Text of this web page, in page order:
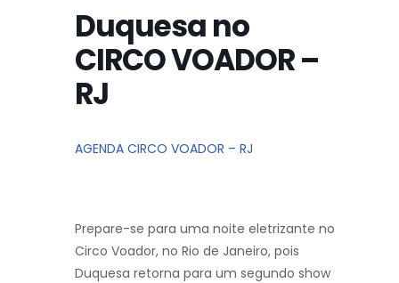
Duquesa no
CIRCO VOADOR –
RJ
AGENDA CIRCO VOADOR – RJ
Prepare-se para uma noite eletrizante no
Circo Voador, no Rio de Janeiro, pois
Duquesa retorna para um segundo show